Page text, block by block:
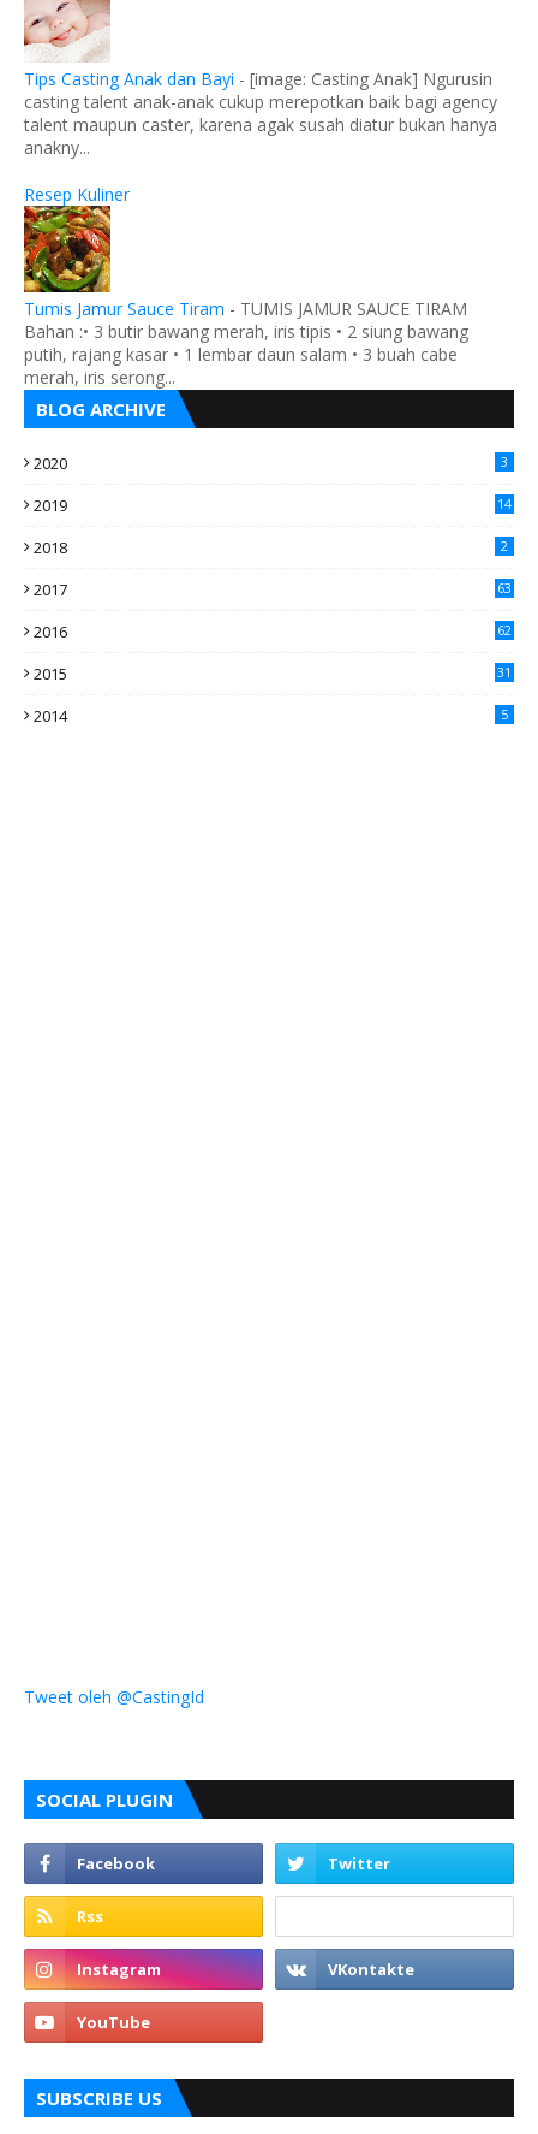
Tips Casting Anak dan Bayi - [image: Casting Anak] Ngurusin
casting talent anak-anak cukup merepotkan baik bagi agency
talent maupun caster, karena agak susah diatur bukan hanya
anakny...
Resep Kuliner
Tumis Jamur Sauce Tiram - TUMIS JAMUR SAUCE TIRAM
Bahan :• 3 butir bawang merah, iris tipis • 2 siung bawang
putih, rajang kasar • 1 lembar daun salam • 3 buah cabe
merah, iris serong...
BLOG ARCHIVE
2020 3
2019 14
2018 2
2017 63
2016
62
2015
31
2014 5
Tweet oleh @CastingId
SOCIAL PLUGIN
SUBSCRIBE US